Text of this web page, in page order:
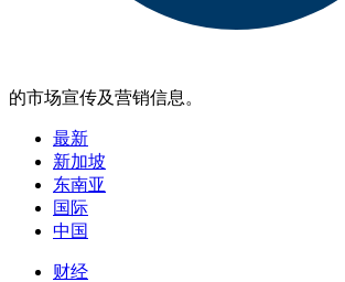
的市场宣传及营销信息。
最新
新加坡
东南亚
国际
中国
财经